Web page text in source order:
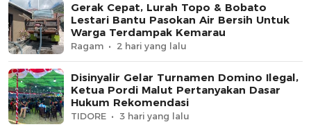
Gerak Cepat, Lurah Topo & Bobato
Lestari Bantu Pasokan Air Bersih Untuk
Warga Terdampak Kemarau
Ragam 2 hari yang lalu
Disinyalir Gelar Turnamen Domino Ilegal,
Ketua Pordi Malut Pertanyakan Dasar
Hukum Rekomendasi
TIDORE 3 hari yang lalu